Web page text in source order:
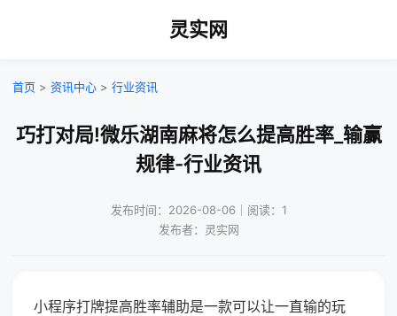
灵实网
首页 > 资讯中心 > 行业资讯
巧打对局!微乐湖南麻将怎么提高胜率_输赢
规律-行业资讯
发布时间：2026-08-06｜阅读：1
发布者：灵实网
小程序打牌提高胜率辅助是一款可以让一直输的玩